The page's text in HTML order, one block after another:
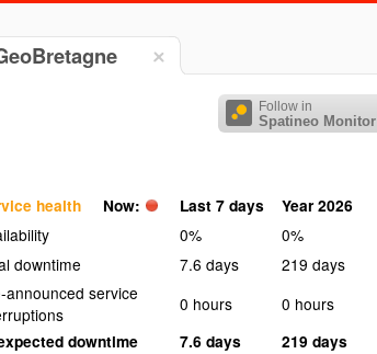
Follow in
Spatineo Monitor
health Now: Last 7 days
Year 2026
0%
0%
downtime
7.6 days
219 days
announced service
0 hours
0 hours
downtime
7.6 days 219 days